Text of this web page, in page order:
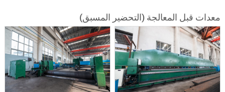
معدات قبل المعالجة (التحضير المسبق)